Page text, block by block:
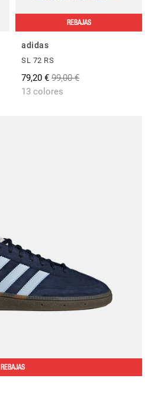
REBAJAS
adidas
SL 72 RS
79,20 € 99,00 €
13 colores
REBAJAS